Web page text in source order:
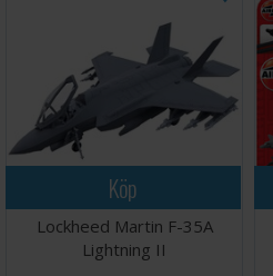
Köp
Lockheed Martin F-35A
Lightning II